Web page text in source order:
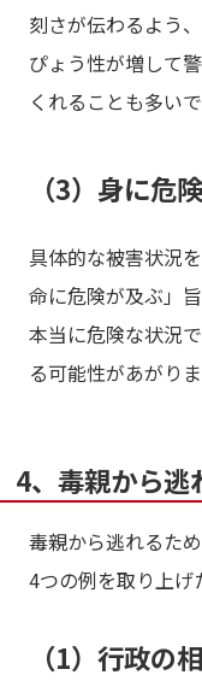
刻さが伝わるよう
ぴょう性が増して
くれることも多いで
（3）身に危
具体的な被害状況
命に危険が及ぶ」
本当に危険な状況
る可能性があがりま
4、毒親から逃
毒親から逃れるた
4つの例を取り上げ
（1）行政の